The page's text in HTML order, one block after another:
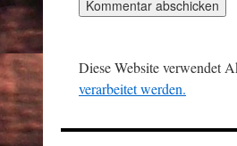
Diese Website verwendet
verarbeitet werden.